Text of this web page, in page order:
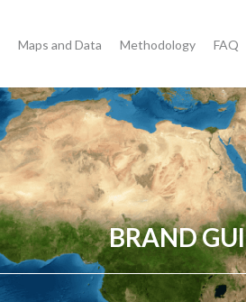
Maps and Data Methodology FAQ
BRAND